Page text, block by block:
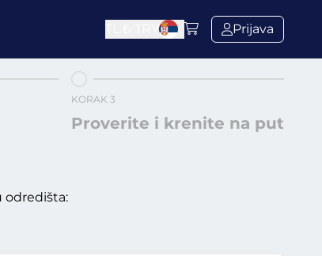
Prijava
KORAK 3
Proverite i krenite na put
odredišta: